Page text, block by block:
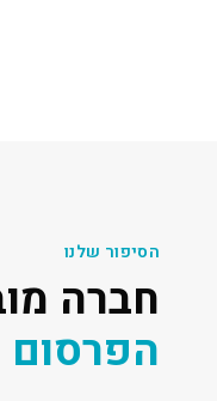
הסיפור שלנו
חברה
הפרסום